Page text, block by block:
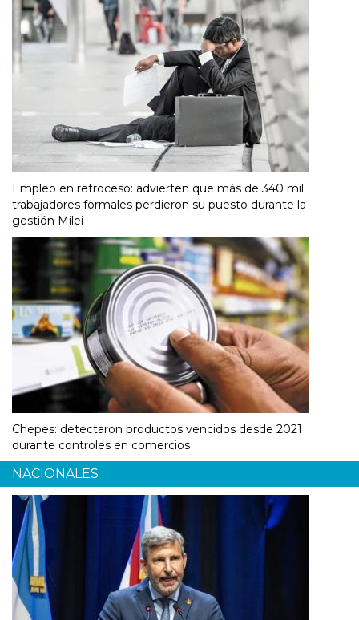
Empleo en retroceso: advierten que más de 340 mil
trabajadores formales perdieron su puesto durante la
gestión Milei
Chepes: detectaron productos vencidos desde 2021
durante controles en comercios
NACIONALES